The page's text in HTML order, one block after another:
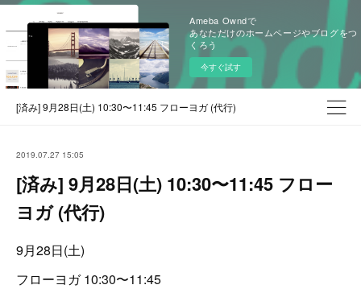
Ameba Owndで
あなただけのホームページやブログをつ
くろう
今すぐ試す
[済み] 9月28日(土) 10:30〜11:45 フローヨガ (代行)
2019.07.27 15:05
[済み] 9月28日(土) 10:30〜11:45 フロー
ヨガ (代行)
9月28日(土)
フローヨガ 10:30〜11:45